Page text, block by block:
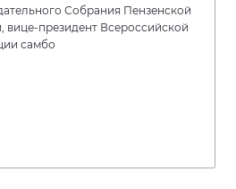
Собрания Пензенской
вице-президент Всероссийской
самбо